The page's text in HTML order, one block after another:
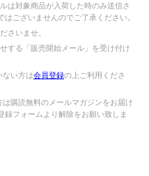
は対象商品が入荷した時のみ送信さ
ございませんのでご了承ください。
さいませ。
する「販売開始メール」を受け付け
い方は会員登録の上ご利用くださ
購読無料のメールマガジンをお届け
フォームより解除をお願い致しま